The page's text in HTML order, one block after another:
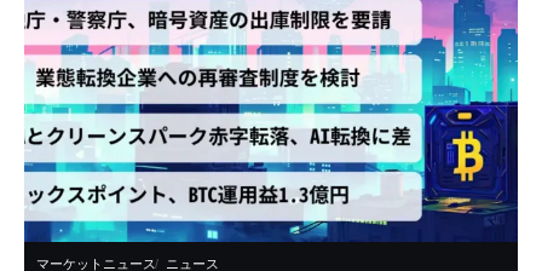
マーケットニュース ニュース